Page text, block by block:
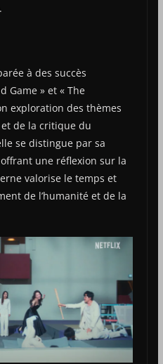
à des succès
Game » et « The
exploration des thèmes
de la critique du
se distingue par sa
une réflexion sur la
valorise le temps et
de l’humanité et de la